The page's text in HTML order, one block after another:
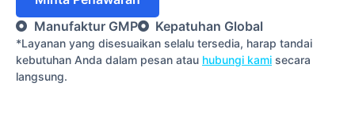
Manufaktur GMP
Kepatuhan Global
*Layanan yang disesuaikan selalu tersedia, harap tandai
kebutuhan Anda dalam pesan atau hubungi kami secara
langsung.